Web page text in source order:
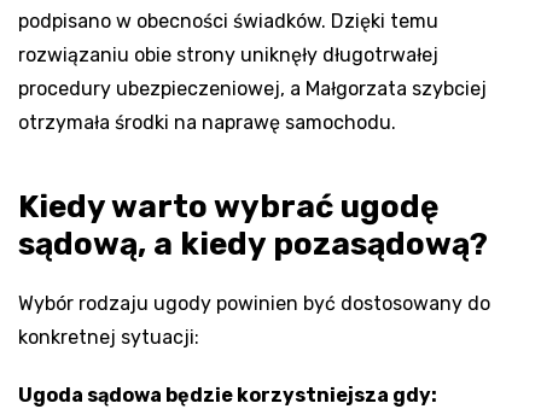
podpisano w obecności świadków. Dzięki temu
rozwiązaniu obie strony uniknęły długotrwałej
procedury ubezpieczeniowej, a Małgorzata szybciej
otrzymała środki na naprawę samochodu.
Kiedy warto wybrać ugodę
sądową, a kiedy pozasądową?
Wybór rodzaju ugody powinien być dostosowany do
konkretnej sytuacji:
Ugoda sądowa będzie korzystniejsza gdy: